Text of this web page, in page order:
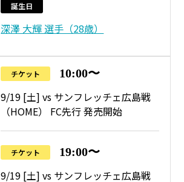
誕生日
深澤 大輝 選手（28歳）
チケット 10:00〜
9/19 [土] vs サンフレッチェ広島戦
（HOME） FC先行 発売開始
チケット 19:00〜
9/19 [土] vs サンフレッチェ広島戦